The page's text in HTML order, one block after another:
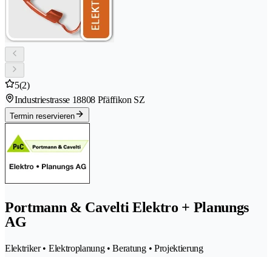
5(2)
Industriestrasse 18808 Pfäffikon SZ
Termin reservieren
Portmann & Cavelti Elektro + Planungs
AG
Elektriker • Elektroplanung • Beratung • Projektierung